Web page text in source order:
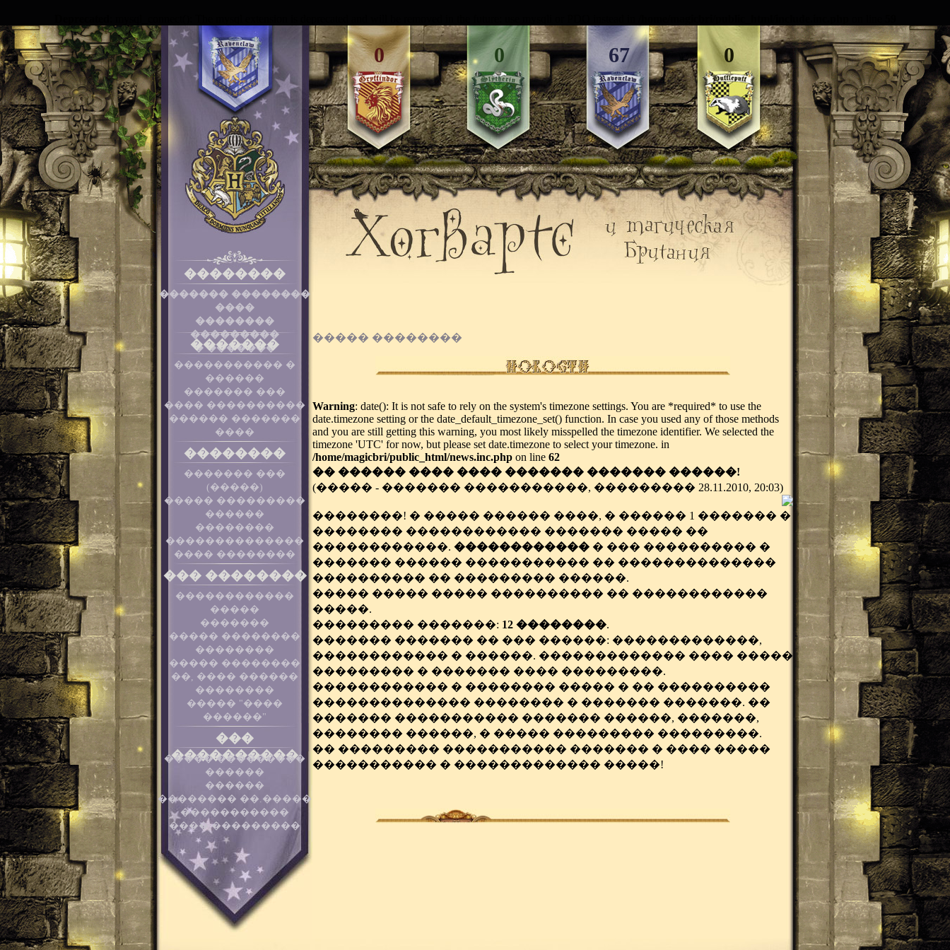
0 0 67 0
��������
������� ��������
����
��������
���������
� �������
����� ��������
Warning: date(): It is not safe to rely on the system's timezone settings. You are *required* to use the
date.timezone setting or the date_default_timezone_set() function. In case you used any of those methods
and you are still getting this warning, you most likely misspelled the timezone identifier. We selected the
timezone 'UTC' for now, but please set date.timezone to select your timezone. in
/home/magicbri/public_html/news.inc.php on line 62
�� ������ ���� ���� ������� ������� ������!
(����� - ������� �����������, ��������� 28.11.2010, 20:03)
��������! � ����� ������ ����, � ������ 1 ������� �
�������� ������������ ������� ����� ��
������������. ������������ � ��� ���������� �
������� ������ ����������� �� ��������������
���������� �� ��������� ������.
����� ����� ����� ���������� �� ������������
�����.
��������� �������: 12 ��������.
������� ������� �� ��� ������: �������������,
������������ � ������. ������������� ���� �����
��������� � ������� ���� ���������.
������������ � �������� ����� � �� ����������
�������������� �������� � ������� �������. ��
������� ����������� ������� ������, �������,
�������� ������, � ����� ��������� ���������.
�� ��������� ����������� ������� � ���� �����
����������� � ������������� �����!
�������
����������� �
������
������� ���
���� ����������
������ �������
����
��������
������� ���
(�����)
����� ���������
������
��������
��������������
���� ��������
��� ��������
������������
�����
�������
����� ��������
��������
����� ��������
��, ���� ������
��������
����� "����
������"
���
����������
����� ���������
������
������
�������� ��.�����
�����������
���� ���������